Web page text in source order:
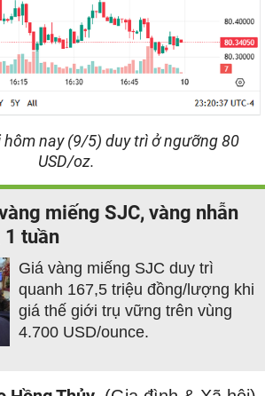
hôm nay (9/5) duy trì ở ngưỡng 80
USD/oz.
miếng SJC, vàng nhẫn
1 tuần
Giá vàng miếng SJC duy trì
quanh 167,5 triệu đồng/lượng khi
giá thế giới trụ vững trên vùng
4.700 USD/ounce.